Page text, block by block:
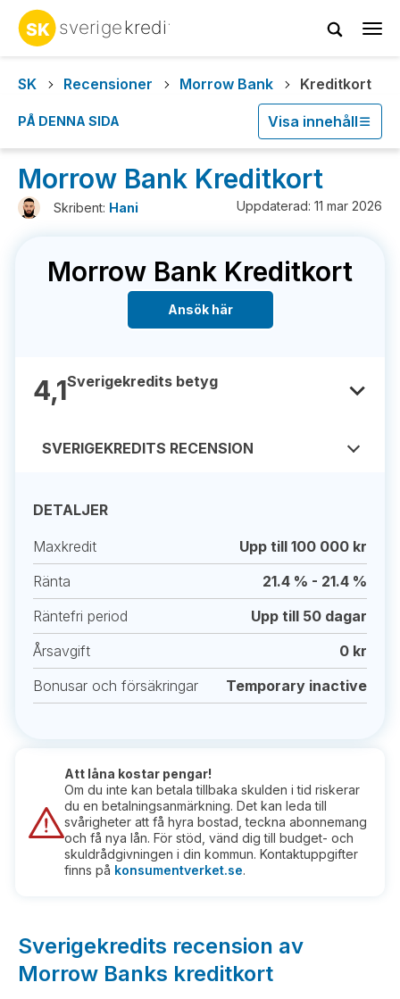
SK
Recensioner Morrow Bank Kreditkort
PÅ DENNA SIDA Visa innehåll
Morrow Bank Kreditkort
Skribent: Hani Uppdaterad: 11 mar 2026
Morrow Bank Kreditkort
Ansök här
4,1Sverigekredits betyg
SVERIGEKREDITS RECENSION
DETALJER
Maxkredit
Upp till 100 000 kr
Ränta
21.4 % - 21.4 %
Räntefri period
Upp till 50 dagar
Årsavgift
0 kr
Bonusar och försäkringar
Temporary inactive
Att låna kostar pengar!
Om du inte kan betala tillbaka skulden i tid riskerar
du en betalningsanmärkning. Det kan leda till
svårigheter att få hyra bostad, teckna abonnemang
och få nya lån. För stöd, vänd dig till budget- och
skuldrådgivningen i din kommun. Kontaktuppgifter
finns på konsumentverket.se.
Sverigekredits recension av
Morrow Banks kreditkort